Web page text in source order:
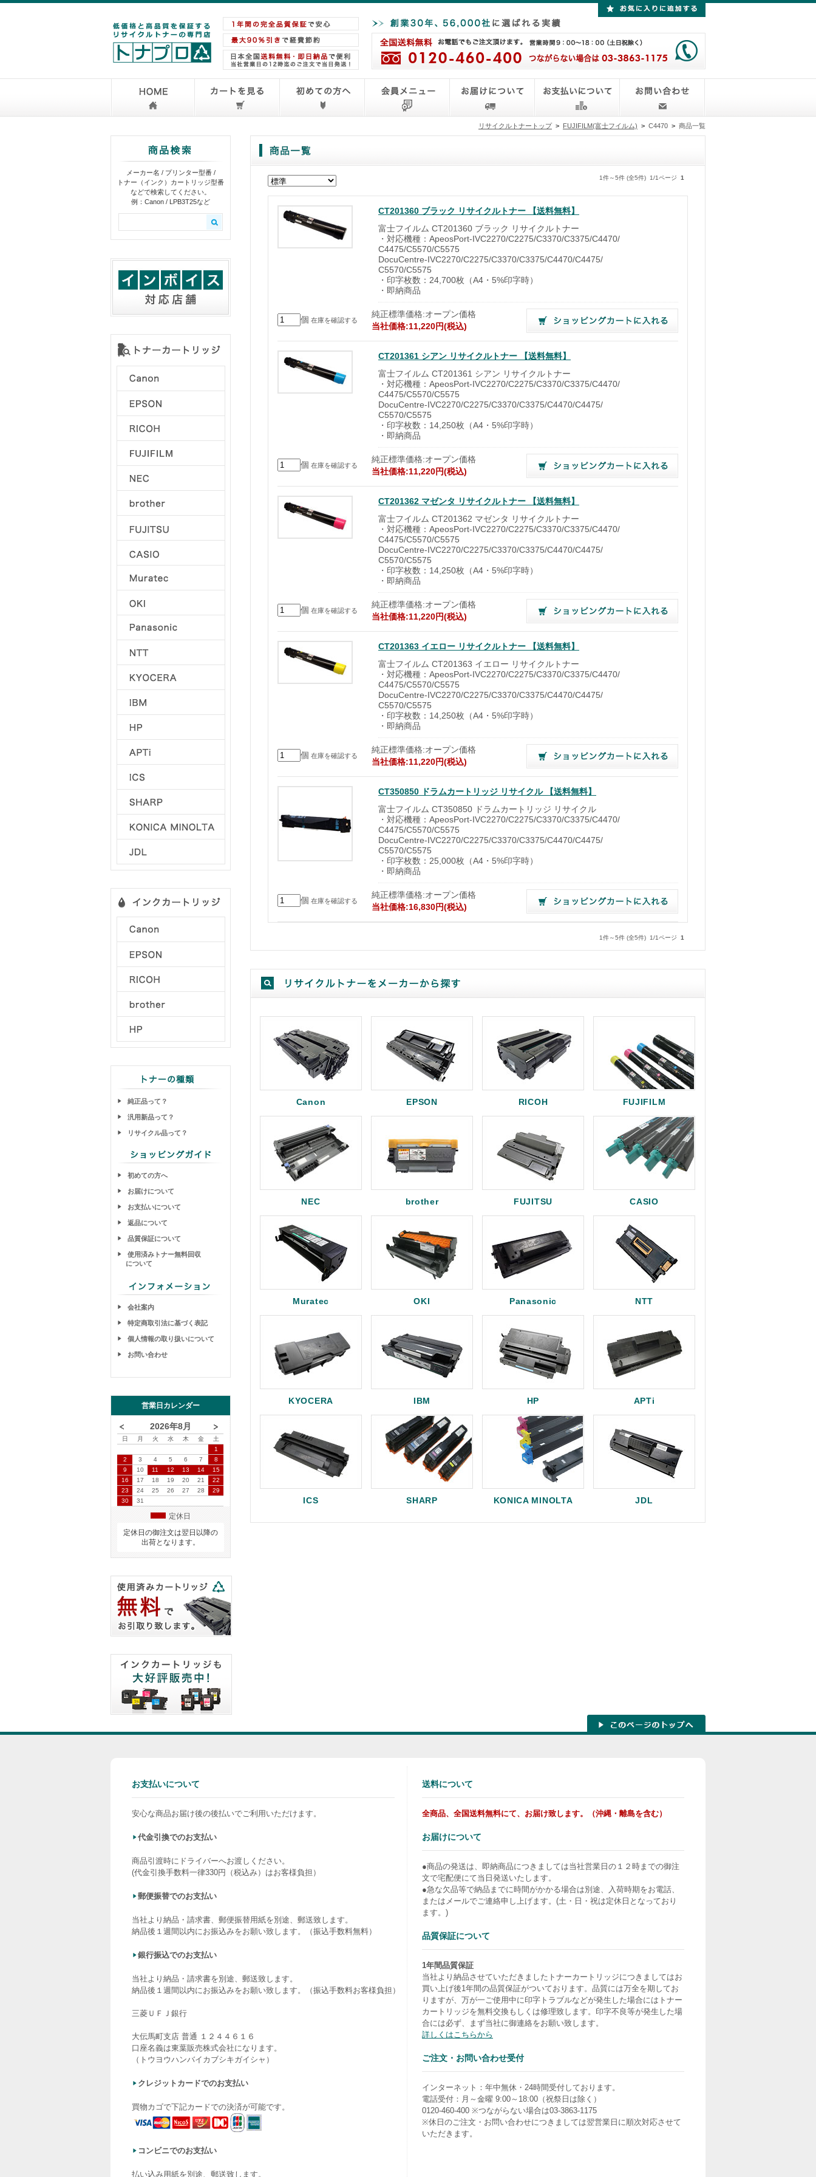
リサイクルトナートップ > FUJIFILM(富士フイルム) > C4470 > 商品一覧
メーカー名 / プリンター型番 /
トナー（インク）カートリッジ型番
などで検索してください。
例：Canon / LPB3T25など
純正品って？
汎用新品って？
リサイクル品って？
初めての方へ
お届けについて
お支払いについて
返品について
品質保証について
使用済みトナー無料回収
について
会社案内
特定商取引法に基づく表記
個人情報の取り扱いについて
お問い合わせ
営業日カレンダー
2026年8月
日 月 火 水 木 金
土
1
2
3 4 5 6 7
8
9
10 11 12 13 14
15
16
17 18 19 20 21
22
23
24 25 26 27 28
29
30
31
定休日
定休日の御注文は翌日以降の
出荷となります。
1件～5件 (全5件) 1/1ページ 1
CT201360 ブラック リサイクルトナー 【送料無料】
富士フイルム CT201360 ブラック リサイクルトナー
・対応機種：ApeosPort-IVC2270/C2275/C3370/C3375/C4470/
C4475/C5570/C5575
DocuCentre-IVC2270/C2275/C3370/C3375/C4470/C4475/
C5570/C5575
・印字枚数：24,700枚（A4・5%印字時）
・即納商品
個 在庫を確認する
純正標準価格:オープン価格
当社価格:11,220円(税込)
CT201361 シアン リサイクルトナー 【送料無料】
富士フイルム CT201361 シアン リサイクルトナー
・対応機種：ApeosPort-IVC2270/C2275/C3370/C3375/C4470/
C4475/C5570/C5575
DocuCentre-IVC2270/C2275/C3370/C3375/C4470/C4475/
C5570/C5575
・印字枚数：14,250枚（A4・5%印字時）
・即納商品
個 在庫を確認する
純正標準価格:オープン価格
当社価格:11,220円(税込)
CT201362 マゼンタ リサイクルトナー 【送料無料】
富士フイルム CT201362 マゼンタ リサイクルトナー
・対応機種：ApeosPort-IVC2270/C2275/C3370/C3375/C4470/
C4475/C5570/C5575
DocuCentre-IVC2270/C2275/C3370/C3375/C4470/C4475/
C5570/C5575
・印字枚数：14,250枚（A4・5%印字時）
・即納商品
個 在庫を確認する
純正標準価格:オープン価格
当社価格:11,220円(税込)
CT201363 イエロー リサイクルトナー 【送料無料】
富士フイルム CT201363 イエロー リサイクルトナー
・対応機種：ApeosPort-IVC2270/C2275/C3370/C3375/C4470/
C4475/C5570/C5575
DocuCentre-IVC2270/C2275/C3370/C3375/C4470/C4475/
C5570/C5575
・印字枚数：14,250枚（A4・5%印字時）
・即納商品
個 在庫を確認する
純正標準価格:オープン価格
当社価格:11,220円(税込)
CT350850 ドラムカートリッジ リサイクル 【送料無料】
富士フイルム CT350850 ドラムカートリッジ リサイクル
・対応機種：ApeosPort-IVC2270/C2275/C3370/C3375/C4470/
C4475/C5570/C5575
DocuCentre-IVC2270/C2275/C3370/C3375/C4470/C4475/
C5570/C5575
・印字枚数：25,000枚（A4・5%印字時）
・即納商品
個 在庫を確認する
純正標準価格:オープン価格
当社価格:16,830円(税込)
1件～5件 (全5件) 1/1ページ 1
Canon EPSON RICOH FUJIFILM
NEC brother FUJITSU CASIO
Muratec OKI Panasonic NTT
KYOCERA IBM HP APTi
ICS SHARP KONICA MINOLTA JDL
お支払いについて
安心な商品お届け後の後払いでご利用いただけます。
代金引換でのお支払い
商品引渡時にドライバーへお渡しください。
(代金引換手数料一律330円（税込み）はお客様負担）
郵便振替でのお支払い
当社より納品・請求書、郵便振替用紙を別途、郵送致します。
納品後１週間以内にお振込みをお願い致します。（振込手数料無料）
銀行振込でのお支払い
当社より納品・請求書を別途、郵送致します。
納品後１週間以内にお振込みをお願い致します。（振込手数料お客様負担）
三菱ＵＦＪ銀行
大伝馬町支店 普通 １２４４６１６
口座名義は東葉販売株式会社になります。
（トウヨウハンバイカブシキガイシャ）
クレジットカードでのお支払い
買物カゴで下記カードでの決済が可能です。
コンビニでのお支払い
払い込み用紙を別途、郵送致します。
送料について
全商品、全国送料無料にて、お届け致します。（沖縄・離島を含む）
お届けについて
●商品の発送は、即納商品につきましては当社営業日の１２時までの御注
文で宅配便にて当日発送いたします。
●急な欠品等で納品までに時間がかかる場合は別途、入荷時期をお電話、
またはメールでご連絡申し上げます。(土・日・祝は定休日となっており
ます。)
品質保証について
1年間品質保証
当社より納品させていただきましたトナーカートリッジにつきましてはお
買い上げ後1年間の品質保証がついております。品質には万全を期してお
りますが、万が一ご使用中に印字トラブルなどが発生した場合にはトナー
カートリッジを無料交換もしくは修理致します。印字不良等が発生した場
合には必ず、まず当社に御連絡をお願い致します。
詳しくはこちらから
ご注文・お問い合わせ受付
インターネット：年中無休・24時間受付しております。
電話受付：月～金曜 9:00～18:00（祝祭日は除く）
0120-460-400 ※つながらない場合は03-3863-1175
※休日のご注文・お問い合わせにつきましては翌営業日に順次対応させて
いただきます。